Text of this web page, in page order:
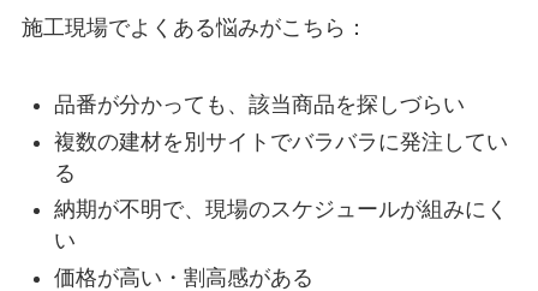
施工現場でよくある悩みがこちら：
品番が分かっても、該当商品を探しづらい
複数の建材を別サイトでバラバラに発注してい
る
納期が不明で、現場のスケジュールが組みにく
い
価格が高い・割高感がある